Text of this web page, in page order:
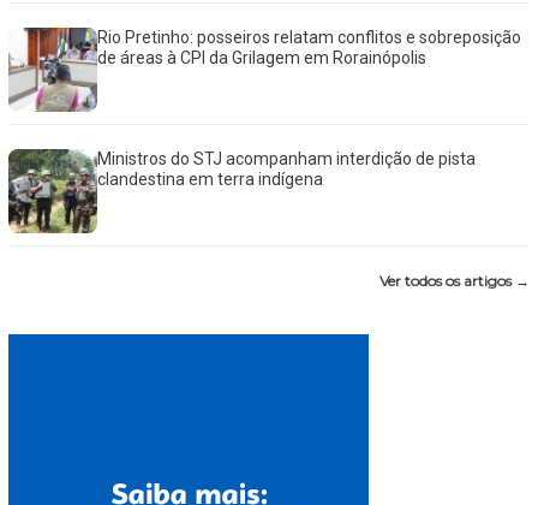
Rio Pretinho: posseiros relatam conflitos e sobreposição
de áreas à CPI da Grilagem em Rorainópolis
Ministros do STJ acompanham interdição de pista
clandestina em terra indígena
Ver todos os artigos →